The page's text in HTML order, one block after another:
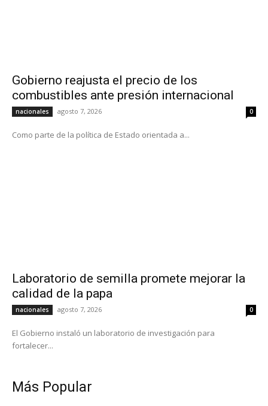
Gobierno reajusta el precio de los
combustibles ante presión internacional
nacionales agosto 7, 2026 0
Como parte de la política de Estado orientada a...
Laboratorio de semilla promete mejorar la
calidad de la papa
nacionales agosto 7, 2026 0
El Gobierno instaló un laboratorio de investigación para
fortalecer...
Más Popular